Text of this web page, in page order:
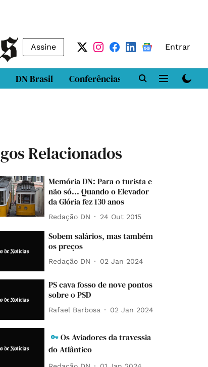
Assine Entrar
DN Brasil Conferências DN LAB
Relacionados
Memória DN: Para o turista e
não só... Quando o Elevador
da Glória fez 130 anos
Redação DN 24 Out 2015
Sobem salários, mas também
os preços
Redação DN 02 Jan 2024
PS cava fosso de nove pontos
sobre o PSD
Rafael Barbosa 02 Jan 2024
Os Aviadores da travessia
do Atlântico